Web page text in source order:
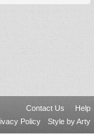
Contact Us
Help
Policy Style by Arty